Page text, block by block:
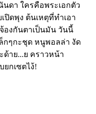
ดา ใครคือพระเอกตัว
ปิดพุง ต้นเหตุที่ทำเอา
องกันตาเป็นมัน วันนี้
กๆกะชุด หนูพอลล่า งัด
ด้าย...ย คราวหน้า
กเซตไง้!